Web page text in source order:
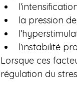
la pression
l’instabilité
Lorsque ces
régulation du